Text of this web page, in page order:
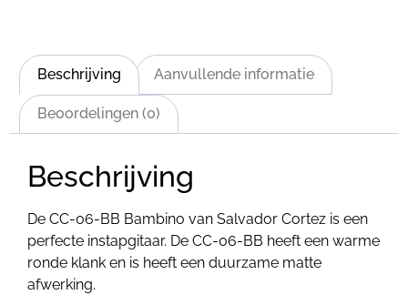
Beschrijving Aanvullende informatie
Beoordelingen (0)
Beschrijving
De CC-06-BB Bambino van Salvador Cortez is een
perfecte instapgitaar. De CC-06-BB heeft een warme
ronde klank en is heeft een duurzame matte
afwerking.